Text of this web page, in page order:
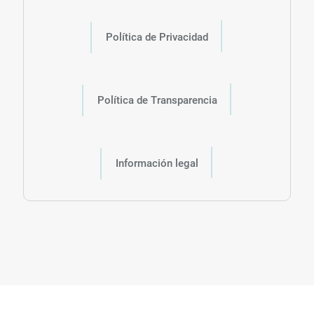
Política de Privacidad
Política de Transparencia
Información legal